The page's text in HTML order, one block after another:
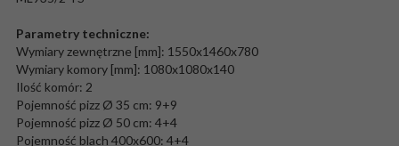
Parametry techniczne:
Wymiary zewnętrzne [mm]: 1550x1460x780
Wymiary komory [mm]: 1080x1080x140
Ilość komór: 2
Pojemność pizz Ø 35 cm: 9+9
Pojemność pizz Ø 50 cm: 4+4
Pojemność blach 400x600: 4+4